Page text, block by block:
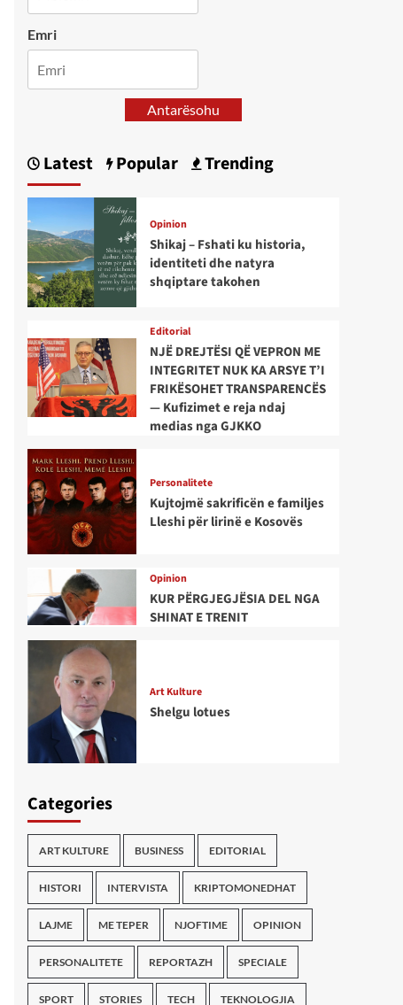
Emri
Antarësohu
Latest Popular Trending
Opinion
Shikaj – Fshati ku historia,
identiteti dhe natyra
shqiptare takohen
Editorial
NJË DREJTËSI QË VEPRON ME
INTEGRITET NUK KA ARSYE T’I
FRIKËSOHET TRANSPARENCËS
— Kufizimet e reja ndaj
medias nga GJKKO
Personalitete
Kujtojmë sakrificën e familjes
Lleshi për lirinë e Kosovës
Opinion
KUR PËRGJEGJËSIA DEL NGA
SHINAT E TRENIT
Art Kulture
Shelgu lotues
Categories
ART KULTURE BUSINESS EDITORIAL
HISTORI INTERVISTA KRIPTOMONEDHAT
LAJME ME TEPER NJOFTIME OPINION
PERSONALITETE REPORTAZH SPECIALE
SPORT STORIES TECH TEKNOLOGJIA